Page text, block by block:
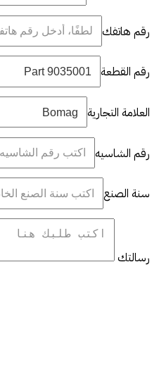
رقم هاتفك
رقم القطعة
العلامة التجارية
رقم الشاسيه
سنة الصنع
رسالتك